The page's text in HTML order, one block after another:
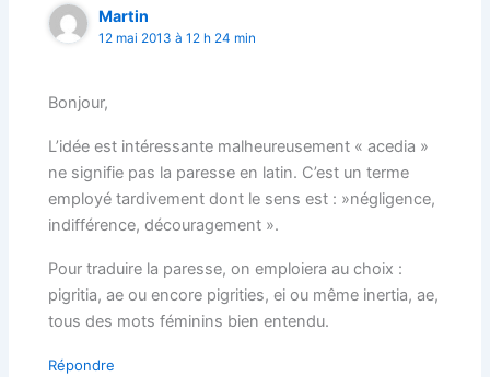
Martin
12 mai 2013 à 12 h 24 min
Bonjour,
L’idée est intéressante malheureusement « acedia »
ne signifie pas la paresse en latin. C’est un terme
employé tardivement dont le sens est : »négligence,
indifférence, découragement ».
Pour traduire la paresse, on emploiera au choix :
pigritia, ae ou encore pigrities, ei ou même inertia, ae,
tous des mots féminins bien entendu.
Répondre